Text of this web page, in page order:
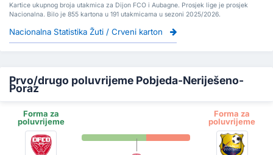
Kartice ukupnog broja utakmica za Dijon FCO i Aubagne. Prosjek lige je prosjek
Nacionalna. Bilo je 855 kartona u 191 utakmicama u sezoni 2025/2026.
Nacionalna Statistika Žuti / Crveni karton
Prvo/drugo poluvrijeme Pobjeda-Neriješeno-
Poraz
Forma za
poluvrijeme
Forma za
poluvrijeme